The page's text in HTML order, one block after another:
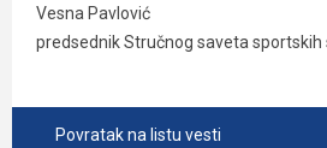
Vesna Pavlović
predsednik Stručnog saveta sportskih
Povratak na listu vesti